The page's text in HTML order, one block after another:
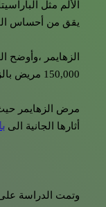
الألم مثل
يقق من أحساس
الزهايمر ،وأوضح
150,000 مريض بالزهايمر بادوية نفسية للتخلص من خوف
مرض الزهايمر
أثارها الجانية الى